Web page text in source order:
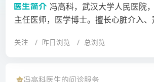
冯高科，武汉大学人民医院
主任医师，医学博士。擅长心脏介入
斑块、心肌病、遗传性心脏病等心血
关注 昨日浏览 总浏览
冯高科医生的问诊服务